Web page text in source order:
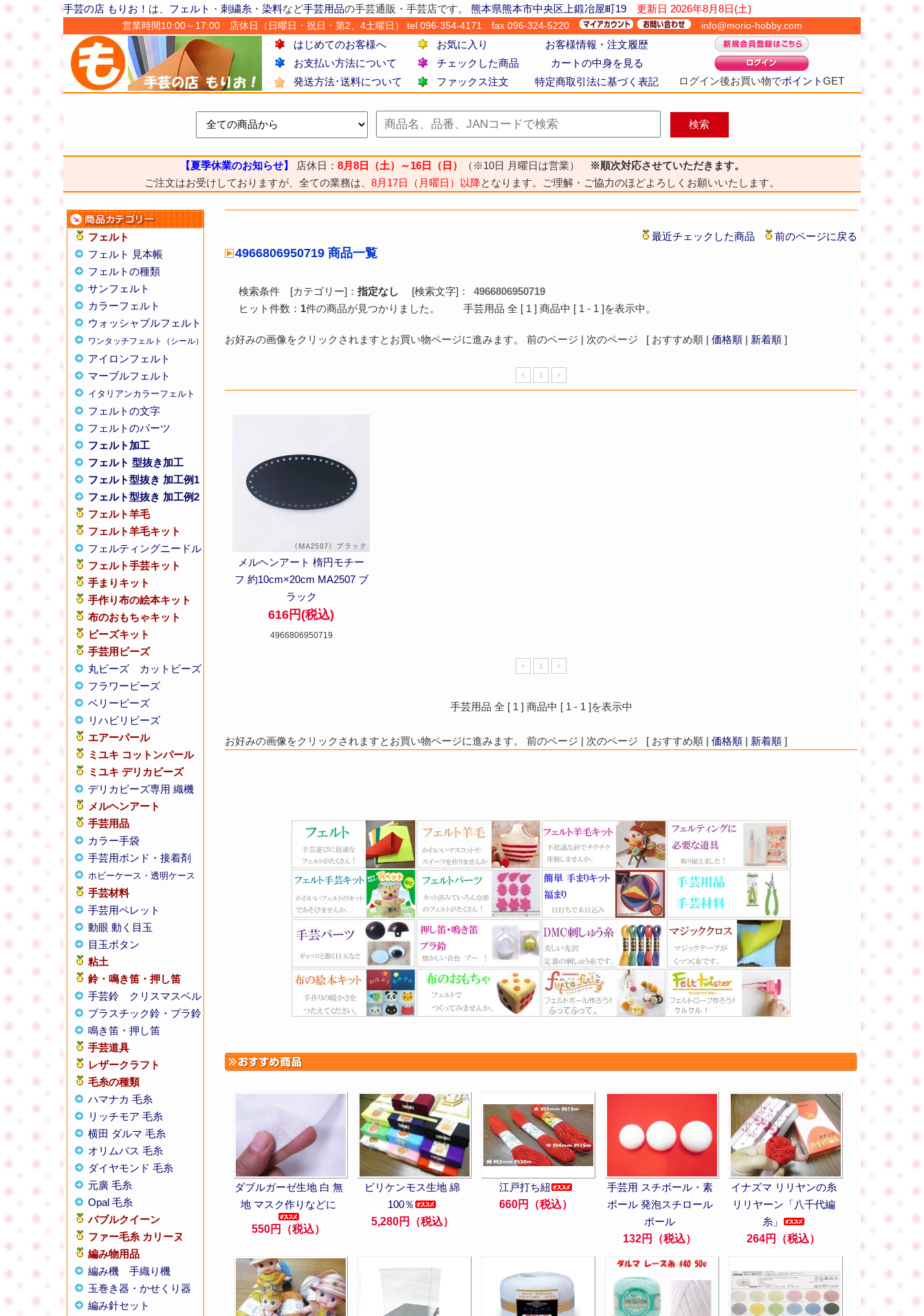
手芸の店 もりお！ は、 フェルト ・ 刺繍糸 ・ 染料など手芸用品の手芸通販・手芸店です。 熊本県熊本市中央区上鍛冶屋町19 更新日 2026年8月8日(土)
営業時間10:00～17:00 店休日（日曜日・祝日・第2、4土曜日） tel 096-354-4171 fax 096-324-5220 info@morio-hobby.com
はじめてのお客様へ お気に入り お客様情報・注文履歴
ログイン後お買い物でポイントGET
お支払い方法について チェックした商品
カートの中身を見る
発送方法･送料について
ファックス注文 特定商取引法に基づく表記
【夏季休業のお知らせ】 店休日： 8月8日（土）～16日（日） （※10日 月曜日は営業）
※順次対応させていただきます。
ご注文はお受けしておりますが、全ての業務は、 8月17日（月曜日）以降となります。ご理解・ご協力のほどよろしくお願いいたします。
フェルト
フェルト 見本帳
フェルトの種類
サンフェルト
カラーフェルト
ウォッシャブルフェルト
ワンタッチフェルト（シール）
アイロンフェルト
マーブルフェルト
イタリアンカラーフェルト
フェルトの文字
フェルトのパーツ
フェルト加工
フェルト 型抜き加工
フェルト型抜き 加工例1
フェルト型抜き 加工例2
フェルト羊毛
フェルト羊毛キット
フェルティングニードル
フェルト手芸キット
手まりキット
手作り布の絵本キット
布のおもちゃキット
ビーズキット
手芸用ビーズ
丸ビーズ
カットビーズ
フラワービーズ
ベリービーズ
リハビリビーズ
エアーパール
ミユキ コットンパール
ミユキ デリカビーズ
デリカビーズ専用 織機
メルヘンアート
手芸用品
カラー手袋
手芸用ボンド・接着剤
ホビーケース・透明ケース
手芸材料
手芸用ペレット
動眼 動く目玉
目玉ボタン
粘土
鈴・鳴き笛・押し笛
手芸鈴
クリスマスベル
プラスチック鈴・プラ鈴
鳴き笛・押し笛
手芸道具
レザークラフト
毛糸の種類
ハマナカ 毛糸
リッチモア 毛糸
横田 ダルマ 毛糸
オリムパス 毛糸
ダイヤモンド 毛糸
元廣 毛糸
Opal 毛糸
バブルクイーン
ファー毛糸 カリーヌ
編み物用品
編み機
手織り機
玉巻き器・かせくり器
編み針セット
最近チェックした商品 前のページに戻る
4966806950719 商品一覧
検索条件 [カテゴリー]： 指定なし [検索文字]：
4966806950719
ヒット件数： 1件の商品が見つかりました。 手芸用品 全 [ 1 ] 商品中 [ 1 - 1 ]を表示中。
お好みの画像をクリックされますとお買い物ページに進みます。 前のページ | 次のページ [ おすすめ順 | 価格順 | 新着順 ]
< 1 >
メルヘンアート 楕円モチー
フ 約10cm×20cm MA2507 ブ
ラック
616円(税込)
4966806950719
< 1 >
手芸用品 全 [ 1 ] 商品中 [ 1 - 1 ]を表示中
お好みの画像をクリックされますとお買い物ページに進みます。 前のページ | 次のページ [ おすすめ順 | 価格順 | 新着順 ]
ダブルガーゼ生地 白 無
地 マスク作りなどに
550円（税込）
ビリケンモス生地 綿
100％
5,280円（税込）
江戸打ち紐
660円（税込）
手芸用 スチボール・素
ボール 発泡スチロール
ボール
132円（税込）
イナズマ リリヤンの糸
リリヤーン「八千代編
糸」
264円（税込）